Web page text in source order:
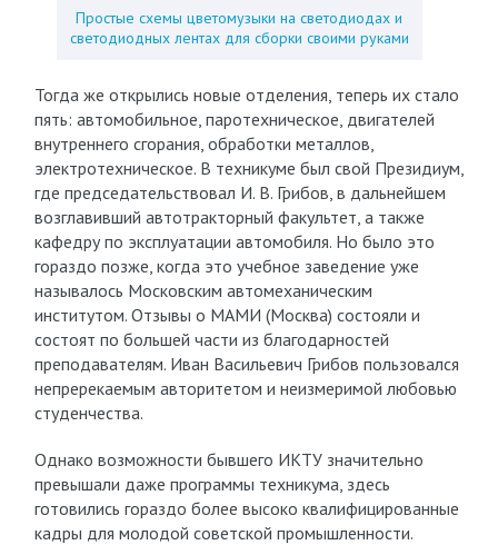
Простые схемы цветомузыки на светодиодах и
светодиодных лентах для сборки своими руками
Тогда же открылись новые отделения, теперь их стало
пять: автомобильное, паротехническое, двигателей
внутреннего сгорания, обработки металлов,
электротехническое. В техникуме был свой Президиум,
где председательствовал И. В. Грибов, в дальнейшем
возглавивший автотракторный факультет, а также
кафедру по эксплуатации автомобиля. Но было это
гораздо позже, когда это учебное заведение уже
называлось Московским автомеханическим
институтом. Отзывы о МАМИ (Москва) состояли и
состоят по большей части из благодарностей
преподавателям. Иван Васильевич Грибов пользовался
непререкаемым авторитетом и неизмеримой любовью
студенчества.
Однако возможности бывшего ИКТУ значительно
превышали даже программы техникума, здесь
готовились гораздо более высоко квалифицированные
кадры для молодой советской промышленности.